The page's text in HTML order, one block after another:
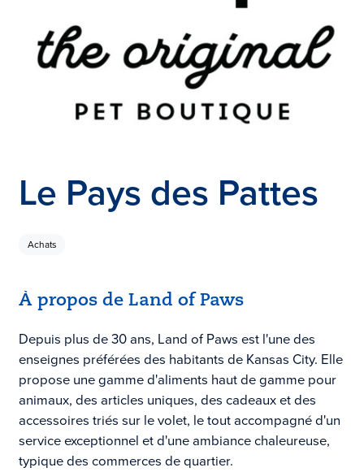
Le Pays des Pattes
Achats
À propos de Land of Paws
Depuis plus de 30 ans, Land of Paws est l'une des
enseignes préférées des habitants de Kansas City. Elle
propose une gamme d'aliments haut de gamme pour
animaux, des articles uniques, des cadeaux et des
accessoires triés sur le volet, le tout accompagné d'un
service exceptionnel et d'une ambiance chaleureuse,
typique des commerces de quartier.